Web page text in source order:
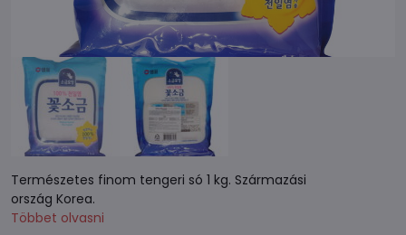
Természetes finom tengeri só 1 kg. Származási
ország Korea.
Többet olvasni